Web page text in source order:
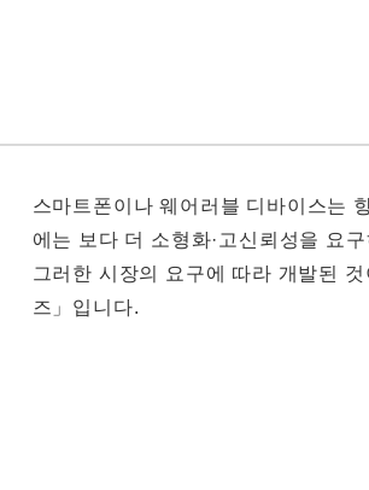
스마트폰이나 웨어러블 디바이스는
에는 보다 더 소형화·고신뢰성을 요
그러한 시장의 요구에 따라 개발된
즈」입니다.